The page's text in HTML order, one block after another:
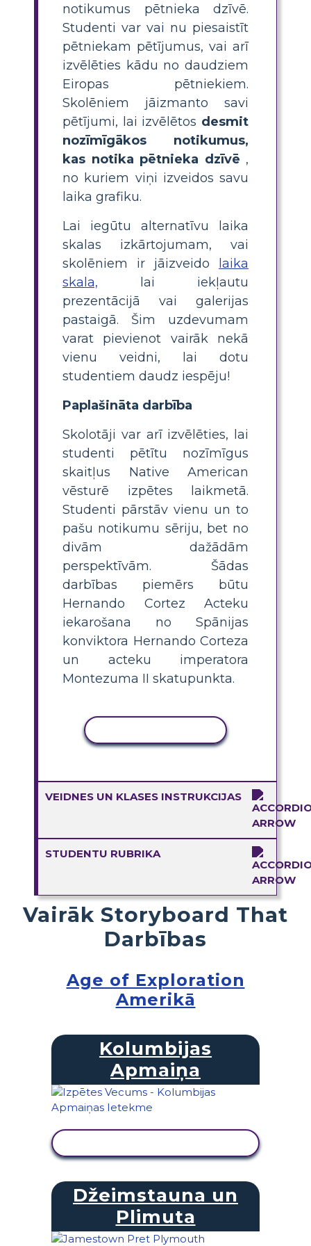
notikumus pētnieka dzīvē.
Studenti var vai nu piesaistīt
pētniekam pētījumus, vai arī
izvēlēties kādu no daudziem
Eiropas pētniekiem.
Skolēniem jāizmanto savi
pētījumi, lai izvēlētos desmit
nozīmīgākos notikumus,
kas notika pētnieka dzīvē ,
no kuriem viņi izveidos savu
laika grafiku.
Lai iegūtu alternatīvu laika
skalas izkārtojumam, vai
skolēniem ir jāizveido
laika
skala, lai iekļautu
prezentācijā vai galerijas
pastaigā. Šim uzdevumam
varat pievienot vairāk nekā
vienu veidni, lai dotu
studentiem daudz iespēju!
Paplašināta darbība
Skolotāji var arī izvēlēties, lai
studenti pētītu nozīmīgus
skaitļus Native American
vēsturē izpētes laikmetā.
Studenti pārstāv vienu un to
pašu notikumu sēriju, bet no
divām dažādām
perspektīvām. Šādas
darbības piemērs būtu
Hernando Cortez Acteku
iekarošana no Spānijas
konviktora Hernando Corteza
un acteku imperatora
Montezuma II skatupunkta.
VEIDNES UN KLASES INSTRUKCIJAS
STUDENTU RUBRIKA
Vairāk Storyboard That
Darbības
Age of Exploration
Amerikā
Kolumbijas
Apmaiņa
Džeimstauna un
Plimuta